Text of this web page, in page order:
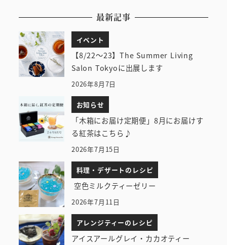
最新記事
イベント
【8/22～23】The Summer Living
Salon Tokyoに出展します
2026年8月7日
お知らせ
「木箱にお届け定期便」8月にお届けす
る紅茶はこちら♪
2026年7月15日
料理・デザートのレシピ
空色ミルクティーゼリー
2026年7月11日
アレンジティーのレシピ
アイスアールグレイ・カカオティー